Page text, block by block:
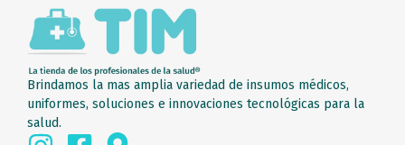
Brindamos la mas amplia variedad de insumos médicos,
uniformes, soluciones e innovaciones tecnológicas para la
salud.